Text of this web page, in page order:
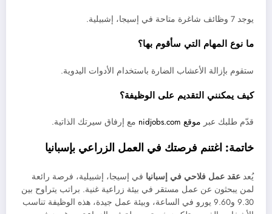
يوجد 7 وظائف شاغرة متاحة في إسيجا، إشبيلية.
ما نوع المهام التي سأقوم بها؟
ستقوم بإزالة الأعشاب الضارة باستخدام الأدوات اليدوية.
كيف يمكنني التقديم على الوظيفة؟
قدّم طلبك عبر موقع nidjobs.com مع إرفاق سيرتك الذاتية.
خاتمة: اغتنم فرصتك في العمل الزراعي بإسبانيا
يُعد عقد عمل فلاحي في إسبانيا في إسيجا، إشبيلية، فرصة رائعة
لمن يبحثون عن عمل مستقر في بيئة زراعية غنية. براتب يتراوح بين
9.30 و9.60 يورو في الساعة، وبيئة عمل جيدة، هذه الوظيفة تناسب